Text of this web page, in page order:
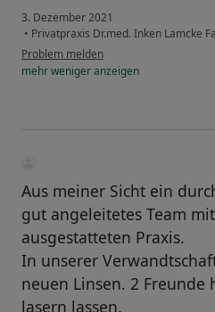
3. Dezember 2021
• Privatpraxis Dr.med. Inken Lamcke
Problem melden
mehrwenigeranzeigen
Aus meiner Sicht ein
gut angeleitetes Team
ausgestatteten Praxis.
In unserer
neuen Linsen. 2 Freunde
lasern lassen.